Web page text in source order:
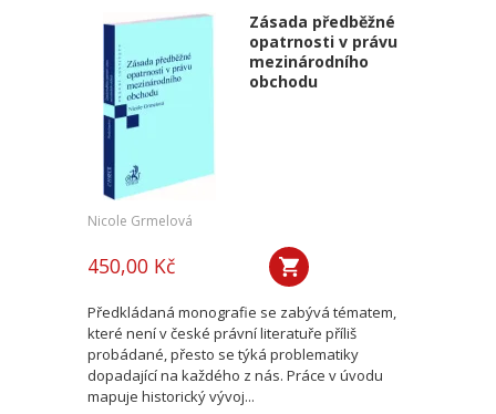
Zásada předběžné
opatrnosti v právu
mezinárodního
obchodu
Nicole Grmelová
450,00 Kč
Předkládaná monografie se zabývá tématem,
které není v české právní literatuře příliš
probádané, přesto se týká problematiky
dopadající na každého z nás. Práce v úvodu
mapuje historický vývoj...